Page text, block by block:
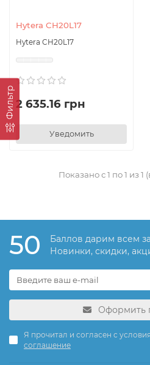
Фильтр
Hytera CH20L17
Hytera CH20L17
2 635.16 грн
Уведомить
Показано с 1 по 1 из 1
50
Баллов дарим всем
Новинки, скидки,
Оформить
Я прочитал и согласен с
соглашение